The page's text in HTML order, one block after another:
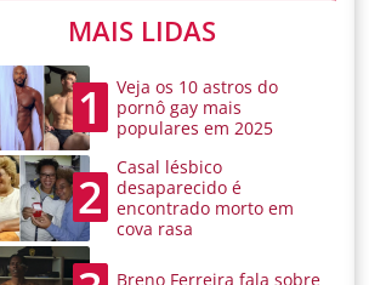
MAIS LIDAS
1
Veja os 10 astros do
pornô gay mais
populares em 2025
2
Casal lésbico
desaparecido é
encontrado morto em
cova rasa
Breno Ferreira fala sobre